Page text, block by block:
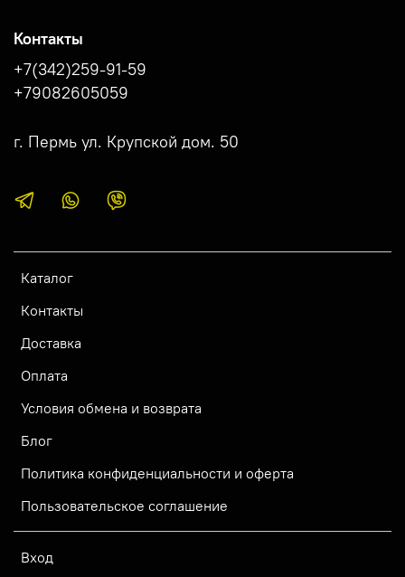
Каталог
Контакты
Доставка
Оплата
Условия обмена и возврата
Блог
Политика конфиденциальности и оферта
Пользовательское соглашение
Вход
Контакты
+7(342)259-91-59
+79082605059
г. Пермь ул. Крупской дом. 50